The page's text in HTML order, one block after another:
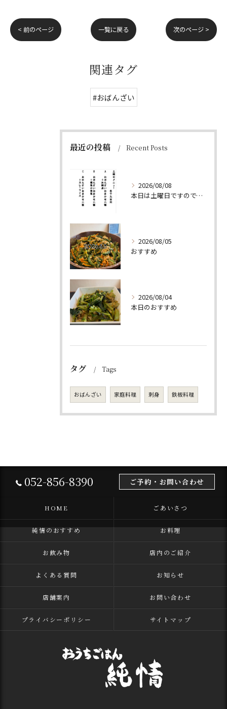
< 前のページ 一覧に戻る 次のページ >
関連タグ
#おばんざい
最近の投稿 Recent Posts
2026/08/08
本日は土曜日ですので、たくさん食べていってちょーよ‼️
2026/08/05
おすすめ
2026/08/04
本日のおすすめ
タグ Tags
おばんざい 家庭料理 刺身 鉄板料理
052-856-8390 ご予約・お問い合わせ
HOME ごあいさつ
純情のおすすめ お料理
お飲み物 店内のご紹介
よくある質問 お知らせ
店舗案内 お問い合わせ
プライバシーポリシー サイトマップ